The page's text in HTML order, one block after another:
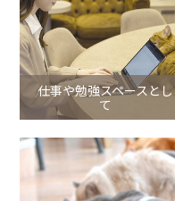
仕事や勉強スペースとし
て